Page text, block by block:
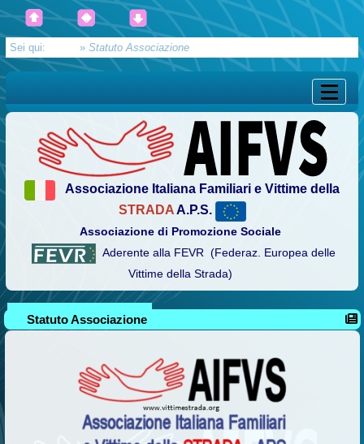
Sei qui: » Statuto Associazione
Associazione Italiana Familiari e Vittime della
STRADAA.P.S.
Associazione di Promozione Sociale
Aderente alla FEVR (Federaz. Europea delle
Vittime della Strada)
Statuto Associazione